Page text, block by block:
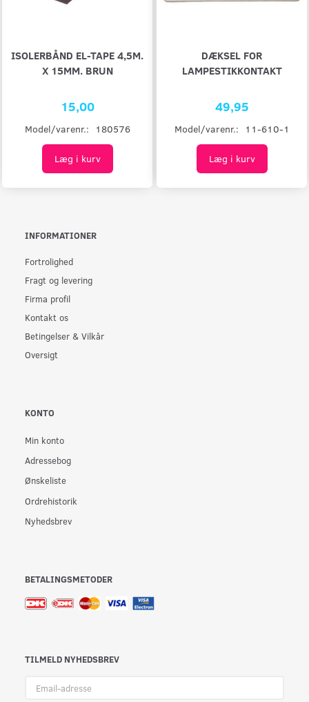
ISOLERBÅND EL-TAPE 4,5M.
X 15MM. BRUN
15,00
Model/varenr.: 180576
Læg i kurv
DÆKSEL FOR
LAMPESTIKKONTAKT
49,95
Model/varenr.: 11-610-1
Læg i kurv
INFORMATIONER
Fortrolighed
Fragt og levering
Firma profil
Kontakt os
Betingelser & Vilkår
Oversigt
KONTO
Min konto
Adressebog
Ønskeliste
Ordrehistorik
Nyhedsbrev
BETALINGSMETODER
TILMELD NYHEDSBREV
adresse